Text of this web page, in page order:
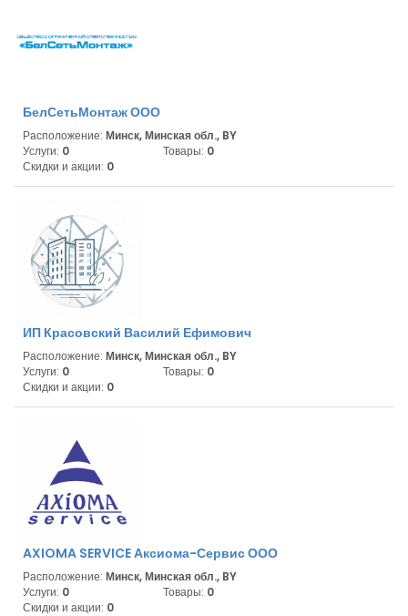
БелСетьМонтаж ООО
Расположение: Минск, Минская обл., BY
Услуги: 0 Товары: 0
Скидки и акции: 0
ИП Красовский Василий Ефимович
Расположение: Минск, Минская обл., BY
Услуги: 0 Товары: 0
Скидки и акции: 0
AXIOMA SERVICE Аксиома-Сервис ООО
Расположение: Минск, Минская обл., BY
Услуги: 0 Товары: 0
Скидки и акции: 0